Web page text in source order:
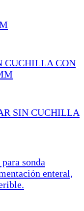
CUCHILLA CON
SIN CUCHILLA
sonda
enteral,